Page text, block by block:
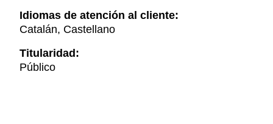
Idiomas de atención al cliente:
Catalán, Castellano
Titularidad:
Público